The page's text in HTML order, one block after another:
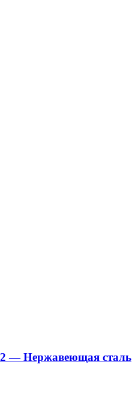
— Нержавеющая сталь